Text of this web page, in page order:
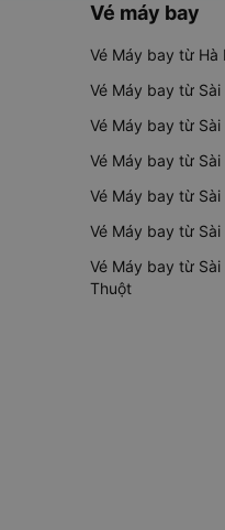
Vé máy bay
Vé Máy bay từ Hà
Vé Máy bay từ
Vé Máy bay từ Sài
Vé Máy bay từ
Vé Máy bay từ
Vé Máy bay từ Sài
Vé Máy bay từ Sài
Thuột